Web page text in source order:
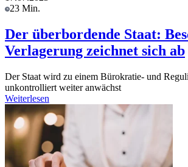
23 Min.
Der überbordende Staat:
Verlagerung zeichnet sich ab
Der Staat wird zu einem Bürokratie- und
unkontrolliert weiter anwächst
Weiterlesen